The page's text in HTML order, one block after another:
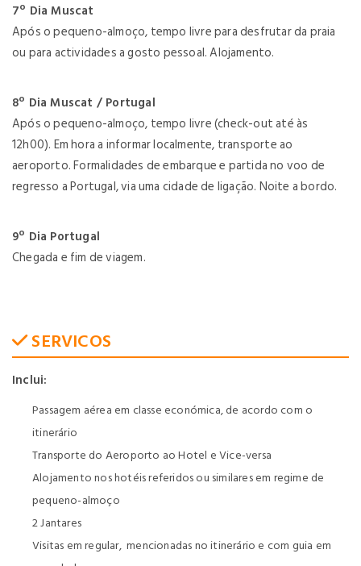
7º Dia Muscat
Após o pequeno-almoço, tempo livre para desfrutar da praia
ou para actividades a gosto pessoal. Alojamento.
8º Dia Muscat / Portugal
Após o pequeno-almoço, tempo livre (check-out até às
12h00). Em hora a informar localmente, transporte ao
aeroporto. Formalidades de embarque e partida no voo de
regresso a Portugal, via uma cidade de ligação. Noite a bordo.
9º Dia Portugal
Chegada e fim de viagem.
SERVICOS
Inclui:
Passagem aérea em classe económica, de acordo com o
itinerário
Transporte do Aeroporto ao Hotel e Vice-versa
Alojamento nos hotéis referidos ou similares em regime de
pequeno-almoço
2 Jantares
Visitas em regular, mencionadas no itinerário e com guia em